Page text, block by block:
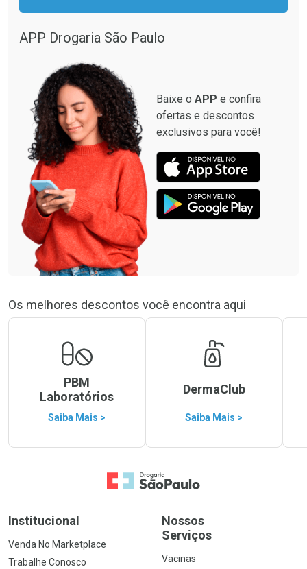
APP Drogaria São Paulo
Baixe o APP e confira
ofertas e descontos
exclusivos para você!
Os melhores descontos você encontra aqui
PBM
Laboratórios
Saiba Mais >
DermaClub
Saiba Mais >
Ir para a Home
Institucional
Venda No Marketplace
Trabalhe Conosco
Nossos
Serviços
Vacinas